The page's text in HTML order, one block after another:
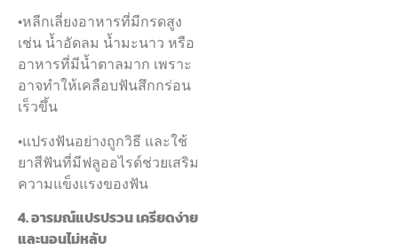
•หลีกเลี่ยงอาหารที่มีกรดสูง
เช่น น้ำอัดลม น้ำมะนาว หรือ
อาหารที่มีน้ำตาลมาก เพราะ
อาจทำให้เคลือบฟันสึกกร่อน
เร็วขึ้น
•แปรงฟันอย่างถูกวิธี และใช้
ยาสีฟันที่มีฟลูออไรด์ช่วยเสริม
ความแข็งแรงของฟัน
4. อารมณ์แปรปรวน เครียดง่าย
และนอนไม่หลับ